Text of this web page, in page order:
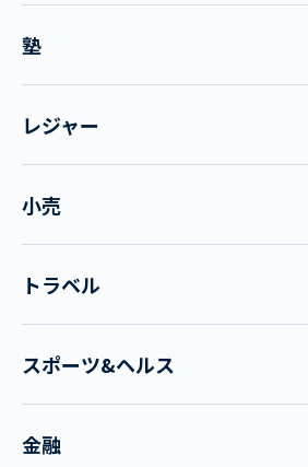
塾
レジャー
小売
トラベル
スポーツ&ヘルス
金融